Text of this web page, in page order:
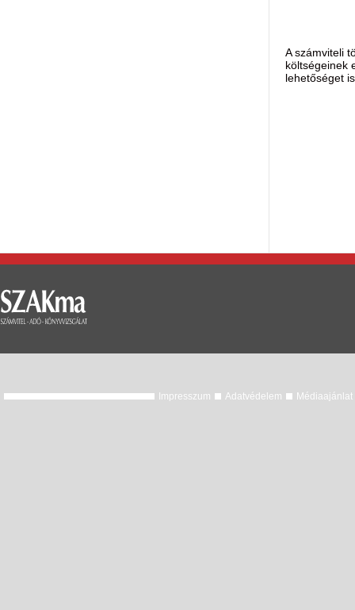
A számviteli
költségeinek
lehetőséget
Impresszum Adatvédelem Médiaajánlat